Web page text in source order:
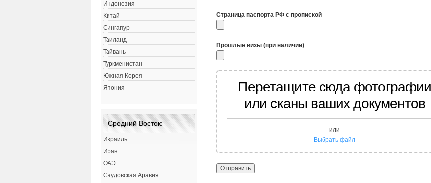
Страница паспорта РФ с пропиской
Прошлые визы (при наличии)
Перетащите сюда фотографии
или сканы ваших документов
или
Выбрать файл
Индонезия
Китай
Сингапур
Таиланд
Тайвань
Туркменистан
Южная Корея
Япония
Средний Восток:
Израиль
Иран
ОАЭ
Саудовская Аравия